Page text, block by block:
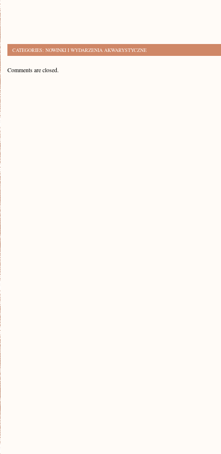
CATEGORIES: NOWINKI I WYDARZENIA AKWARYSTYCZNE
Comments are closed.